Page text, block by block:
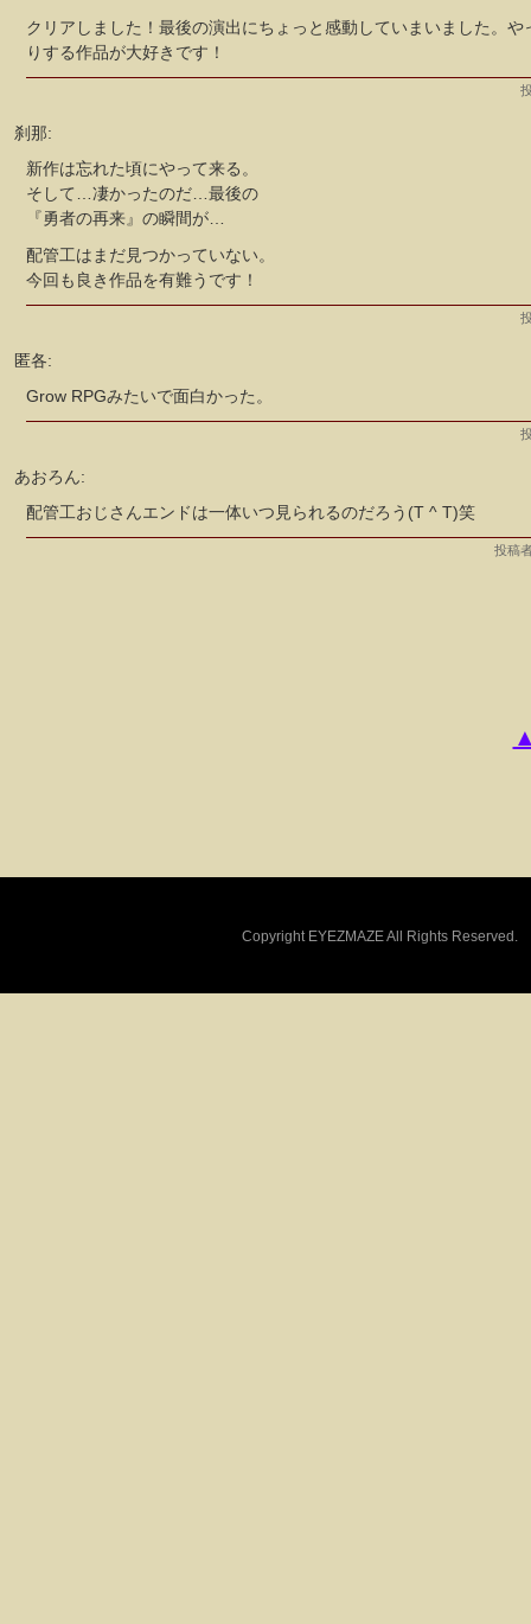
クリアしました！最後の演出にちょっと感動していまいました。
りする作品が大好きです！
刹那:
新作は忘れた頃にやって来る。
そして…凄かったのだ…最後の
『勇者の再来』の瞬間が…
配管工はまだ見つかっていない。
今回も良き作品を有難うです！
匿各:
Grow RPGみたいで面白かった。
あおろん:
配管工おじさんエンドは一体いつ見られるのだろう(T ^ T)笑
投稿
Copyright EYEZMAZE All Rights Reserved.